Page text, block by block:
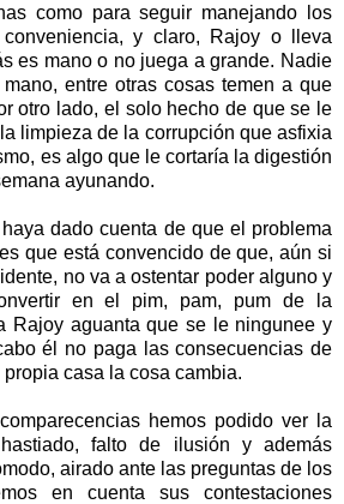
como para seguir manejando los
y claro, Rajoy o lleva
es mano o no juega a grande. Nadie
entre otras cosas temen a que
otro lado, el solo hecho de que se le
limpieza de la corrupción que asfixia
es algo que le cortaría la digestión
ayunando.
dado cuenta de que el problema
que está convencido de que, aún si
no va a ostentar poder alguno y
en el pim, pam, pum de la
Rajoy aguanta que se le ningunee y
él no paga las consecuencias de
casa la cosa cambia.
hemos podido ver la
falto de ilusión y además
airado ante las preguntas de los
en cuenta sus contestaciones